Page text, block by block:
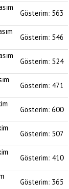
Gösterim: 563
Gösterim: 546
Gösterim: 524
Gösterim: 471
Gösterim: 600
Gösterim: 507
Gösterim: 410
Gösterim: 365